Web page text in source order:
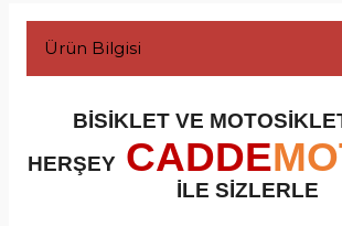
Ürün Bilgisi
BİSİKLET VE
HERŞEY CADDE
İLE SİZLERLE